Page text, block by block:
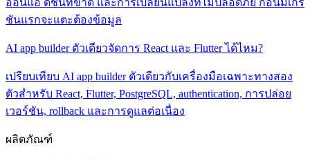
อ่อนแอ ดัชนีที่ขาด และการเปลี่ยนแปลงที่ไม่ปลอดภัย ก่อนมิเกร
ชันแรกจะแตะต้องข้อมูล
AI app builder ตัวเดียวจัดการ React และ Flutter ได้ไหม?
เปรียบเทียบ AI app builder ตัวเดียวกับเครื่องมือเฉพาะทางสอง
ตัวสำหรับ React, Flutter, PostgreSQL, authentication, การปล่อย
เวอร์ชัน, rollback และการดูแลต่อเนื่อง
ผลิตภัณฑ์